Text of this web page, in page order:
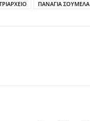
ΠΑΝΑΓΙΑ ΣΟΥΜΕΛΑ